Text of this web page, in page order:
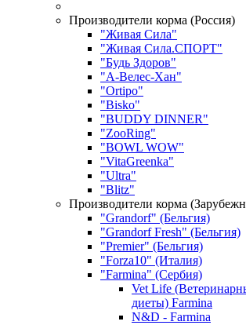
Производители корма (Россия)
"Живая Сила"
"Живая Сила.СПОРТ"
"Будь Здоров"
"А-Велес-Хан"
"Ortipo"
"Bisko"
"BUDDY DINNER"
"ZooRing"
"BOWL WOW"
"VitaGreenka"
"Ultra"
"Blitz"
Производители корма
"Grandorf" (Бельгия)
"Grandorf Fresh" (Бельгия)
"Premier" (Бельгия)
"Forza10" (Италия)
"Farmina" (Сербия)
Vet Life
диеты) Farmina
N&D - Farmina